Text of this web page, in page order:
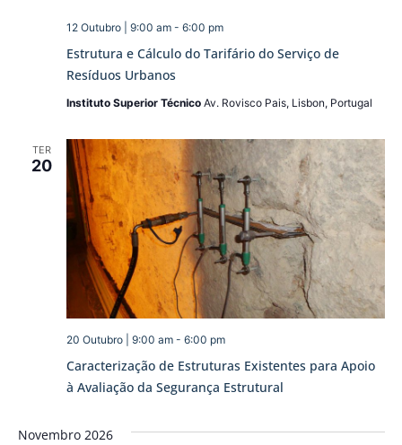
Estrutura e Cálculo do Tarifário do Serviço de
Resíduos Urbanos
12 Outubro | 9:00 am- 6:00 pm
Instituto Superior Técnico Av. Rovisco Pais, Lisbon, Portugal
TER
20
Caracterização de Estruturas Existentes para Apoio
à Avaliação da Segurança Estrutural
20 Outubro | 9:00 am- 6:00 pm
Novembro 2026